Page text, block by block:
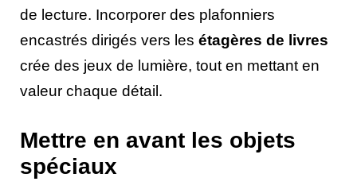
de lecture. Incorporer des plafonniers
encastrés dirigés vers les étagères de livres
crée des jeux de lumière, tout en mettant en
valeur chaque détail.
Mettre en avant les objets
spéciaux